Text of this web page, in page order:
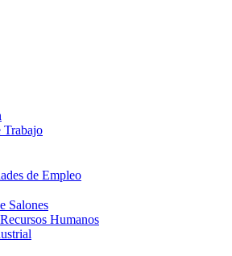
Trabajo
de Empleo
Salones
Humanos